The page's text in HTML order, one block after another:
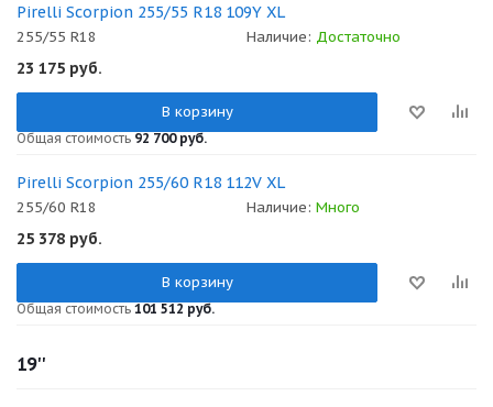
Pirelli Scorpion 255/55 R18 109Y XL
255/55 R18 Наличие: Достаточно
23 175 руб.
В корзину
Общая стоимость 92 700 руб.
Pirelli Scorpion 255/60 R18 112V XL
255/60 R18 Наличие: Много
25 378 руб.
В корзину
Общая стоимость 101 512 руб.
19''